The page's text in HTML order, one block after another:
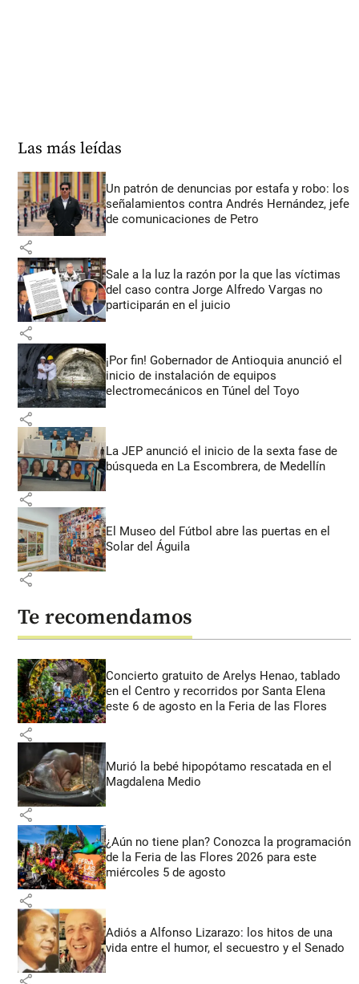
Las más leídas
Un patrón de denuncias por estafa y robo: los
señalamientos contra Andrés Hernández, jefe
de comunicaciones de Petro
share
Sale a la luz la razón por la que las víctimas
del caso contra Jorge Alfredo Vargas no
participarán en el juicio
share
¡Por fin! Gobernador de Antioquia anunció el
inicio de instalación de equipos
electromecánicos en Túnel del Toyo
share
La JEP anunció el inicio de la sexta fase de
búsqueda en La Escombrera, de Medellín
share
El Museo del Fútbol abre las puertas en el
Solar del Águila
share
Te recomendamos
Concierto gratuito de Arelys Henao, tablado
en el Centro y recorridos por Santa Elena
este 6 de agosto en la Feria de las Flores
share
Murió la bebé hipopótamo rescatada en el
Magdalena Medio
share
¿Aún no tiene plan? Conozca la programación
de la Feria de las Flores 2026 para este
miércoles 5 de agosto
share
Adiós a Alfonso Lizarazo: los hitos de una
vida entre el humor, el secuestro y el Senado